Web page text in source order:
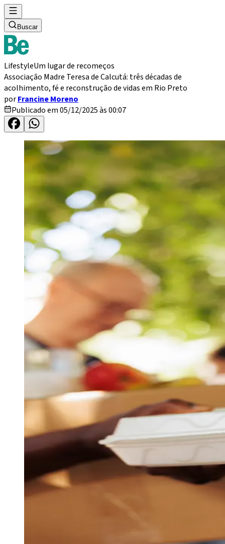
Buscar
LifestyleUm lugar de recomeços
Associação Madre Teresa de Calcutá: três décadas de
acolhimento, fé e reconstrução de vidas em Rio Preto
porFrancine Moreno
Publicado em 05/12/2025 às 00:07